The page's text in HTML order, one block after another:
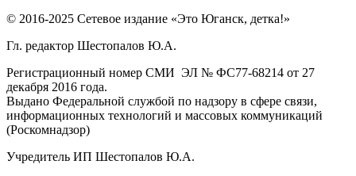
© 2016-2025 Сетевое издание «Это Юганск, детка!»
Гл. редактор Шестопалов Ю.А.
Регистрационный номер СМИ ЭЛ № ФС77-68214 от 27
декабря 2016 года.
Выдано Федеральной службой по надзору в сфере связи,
информационных технологий и массовых коммуникаций
(Роскомнадзор)
Учредитель ИП Шестопалов Ю.А.